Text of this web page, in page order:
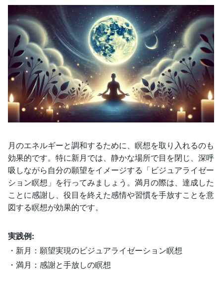
月のエネルギーと調和するために、瞑想を取り入れるのも
効果的です。特に新月では、静かな場所で目を閉じ、深呼
吸しながら自分の願望をイメージする「ビジュアライゼー
ション瞑想」を行ってみましょう。満月の際は、達成した
ことに感謝し、役目を終えた感情や習慣を手放すことを意
図する瞑想が効果的です。
実践例:
・新月：願望実現のビジュアライゼーション瞑想
・満月：感謝と手放しの瞑想